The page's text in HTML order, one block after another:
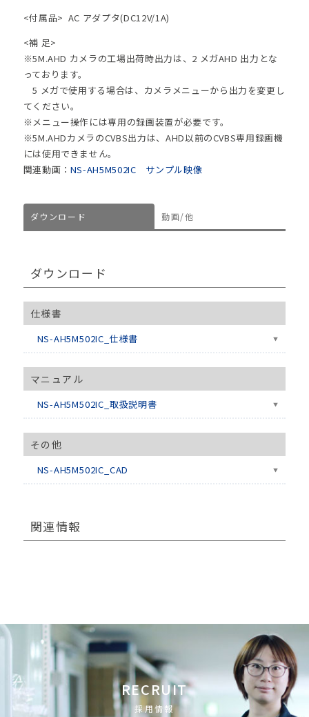
<付属品> AC アダプタ(DC12V/1A)
<補 足>
※5M.AHD カメラの工場出荷時出力は、2 メガAHD 出力とな
っております。
5 メガで使用する場合は、カメラメニューから出力を変更し
てください。
※メニュー操作には専用の録画装置が必要です。
※5M.AHDカメラのCVBS出力は、AHD以前のCVBS専用録画機
には使用できません。
関連動画： NS-AH5M502IC サンプル映像
ダウンロード 動画/他
ダウンロード
仕様書
NS-AH5M502IC_仕様書
マニュアル
NS-AH5M502IC_取扱説明書
その他
NS-AH5M502IC_CAD
関連情報
RECRUIT
採用情報